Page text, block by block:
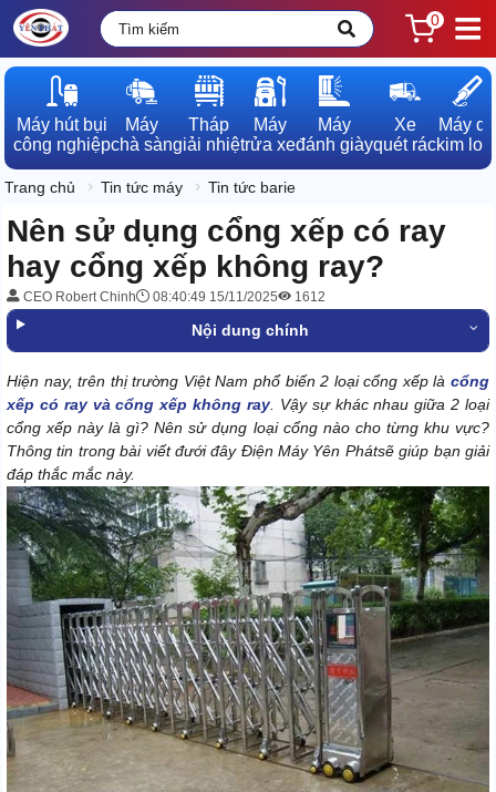
0
Máy hút bụi
công nghiệp
Máy
chà sàn
Tháp
giải nhiệt
Máy
rửa xe
Máy
đánh giày
Xe
quét rác
Máy dò
kim loại
Trang chủ Tin tức máy Tin tức barie
Nên sử dụng cổng xếp có ray
hay cổng xếp không ray?
CEO Robert Chinh 08:40:49 15/11/2025 1612
Nội dung chính
Hiện nay, trên thị trường Việt Nam phổ biến 2 loại cổng xếp là cổng
xếp có ray và cổng xếp không ray . Vậy sự khác nhau giữa 2 loại
cổng xếp này là gì? Nên sử dụng loại cổng nào cho từng khu vực?
Thông tin trong bài viết đưới đây Điện Máy Yên Phátsẽ giúp bạn giải
đáp thắc mắc này.